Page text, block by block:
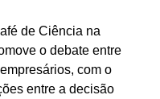
de Ciência na
o debate entre
com o
entre a decisão